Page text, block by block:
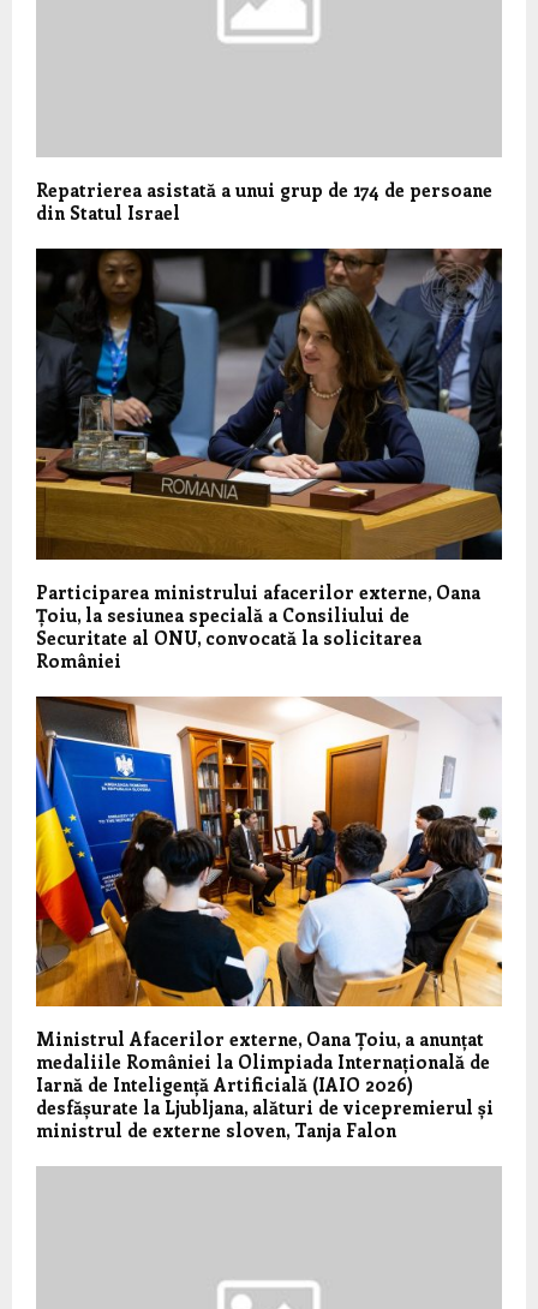
Repatrierea asistată a unui grup de 174 de persoane
din Statul Israel
Participarea ministrului afacerilor externe, Oana
Țoiu, la sesiunea specială a Consiliului de
Securitate al ONU, convocată la solicitarea
României
Ministrul Afacerilor externe, Oana Țoiu, a anunțat
medaliile României la Olimpiada Internațională de
Iarnă de Inteligență Artificială (IAIO 2026)
desfășurate la Ljubljana, alături de vicepremierul și
ministrul de externe sloven, Tanja Falon